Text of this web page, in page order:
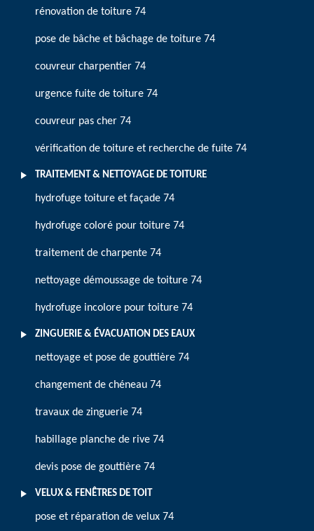
rénovation de toiture 74
pose de bâche et bâchage de toiture 74
couvreur charpentier 74
urgence fuite de toiture 74
couvreur pas cher 74
vérification de toiture et recherche de fuite 74
TRAITEMENT & NETTOYAGE DE TOITURE
hydrofuge toiture et façade 74
hydrofuge coloré pour toiture 74
traitement de charpente 74
nettoyage démoussage de toiture 74
hydrofuge incolore pour toiture 74
ZINGUERIE & ÉVACUATION DES EAUX
nettoyage et pose de gouttière 74
changement de chéneau 74
travaux de zinguerie 74
habillage planche de rive 74
devis pose de gouttière 74
VELUX & FENÊTRES DE TOIT
pose et réparation de velux 74